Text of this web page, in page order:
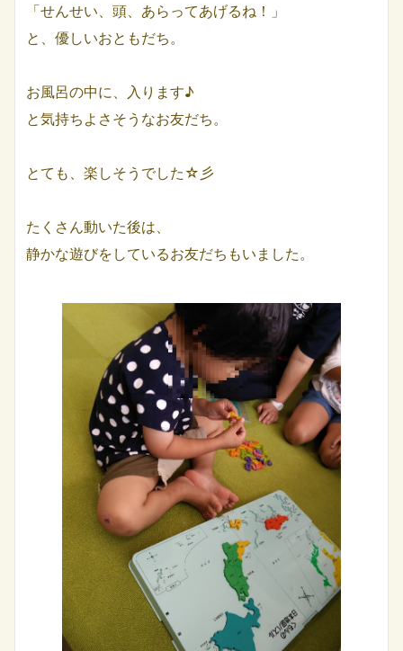
「せんせい、頭、あらってあげるね！」
と、優しいおともだち。
お風呂の中に、入ります♪
と気持ちよさそうなお友だち。
とても、楽しそうでした☆彡
たくさん動いた後は、
静かな遊びをしているお友だちもいました。